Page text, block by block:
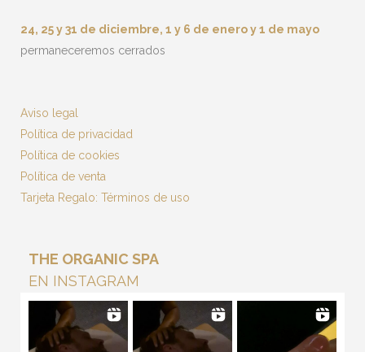
24, 25 y 31 de diciembre, 1 y 6 de enero y 1 de mayo
permaneceremos cerrados
Aviso legal
Política de privacidad
Política de cookies
Política de venta
Tarjeta Regalo: Términos de uso
THE ORGANIC SPA
EN INSTAGRAM